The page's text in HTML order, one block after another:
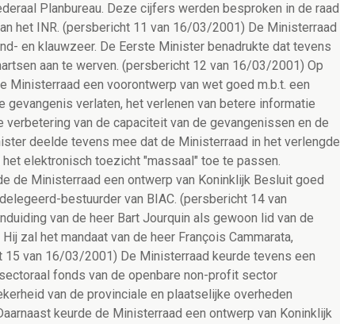
Planbureau. Deze cijfers werden besproken in de raad
het INR. (persbericht 11 van 16/03/2001) De Ministerraad
en klauwzeer. De Eerste Minister benadrukte dat tevens
aan te werven. (persbericht 12 van 16/03/2001) Op
een voorontwerp van wet goed m.b.t. een
verlaten, het verlenen van betere informatie
van de capaciteit van de gevangenissen en de
deelde tevens mee dat de Ministerraad in het verlengde
elektronisch toezicht "massaal" toe te passen.
de Ministerraad een ontwerp van Koninklijk Besluit goed
bestuurder van BIAC. (persbericht 14 van
van de heer Bart Jourquin als gewoon lid van de
zal het mandaat van de heer François Cammarata,
van 16/03/2001) De Ministerraad keurde tevens een
fonds van de openbare non-profit sector
van de provinciale en plaatselijke overheden
keurde de Ministerraad een ontwerp van Koninklijk